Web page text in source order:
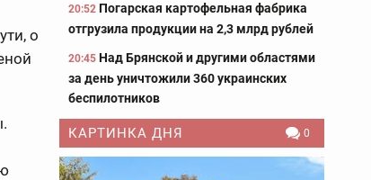
о
20:52 Погарская картофельная фабрика
отгрузила продукции на 2,3 млрд рублей
20:45 Над Брянской и другими областями
за день уничтожили 360 украинских
беспилотников
КАРТИНКА ДНЯ 0